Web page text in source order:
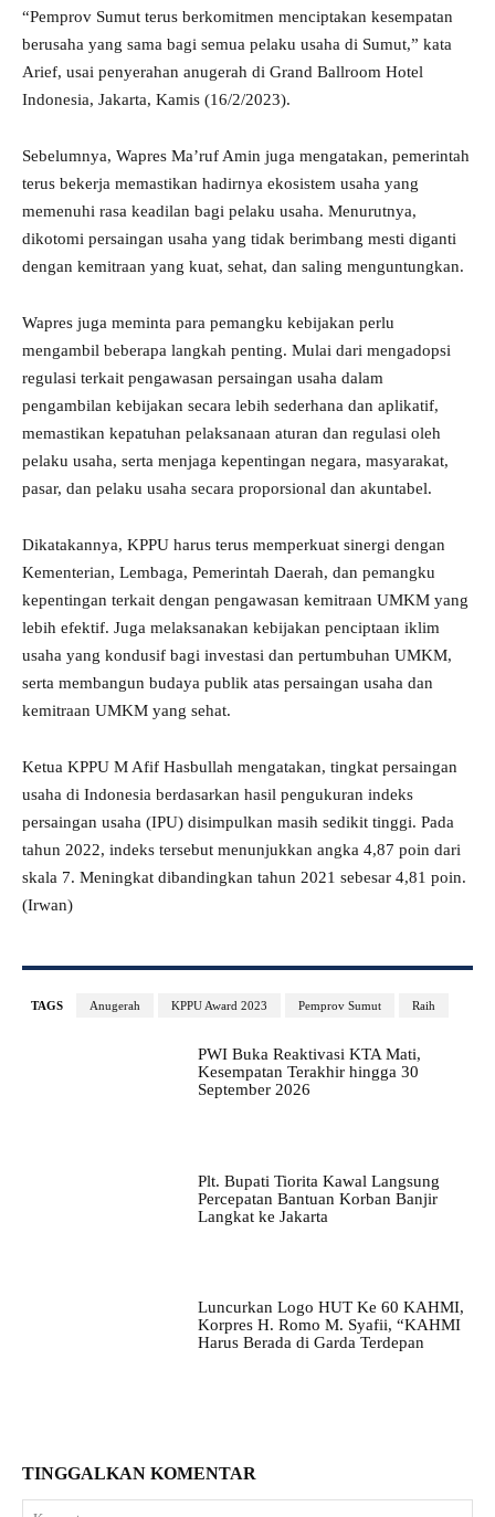
“Pemprov Sumut terus berkomitmen menciptakan kesempatan
berusaha yang sama bagi semua pelaku usaha di Sumut,” kata
Arief, usai penyerahan anugerah di Grand Ballroom Hotel
Indonesia, Jakarta, Kamis (16/2/2023).
Sebelumnya, Wapres Ma’ruf Amin juga mengatakan, pemerintah
terus bekerja memastikan hadirnya ekosistem usaha yang
memenuhi rasa keadilan bagi pelaku usaha. Menurutnya,
dikotomi persaingan usaha yang tidak berimbang mesti diganti
dengan kemitraan yang kuat, sehat, dan saling menguntungkan.
Wapres juga meminta para pemangku kebijakan perlu
mengambil beberapa langkah penting. Mulai dari mengadopsi
regulasi terkait pengawasan persaingan usaha dalam
pengambilan kebijakan secara lebih sederhana dan aplikatif,
memastikan kepatuhan pelaksanaan aturan dan regulasi oleh
pelaku usaha, serta menjaga kepentingan negara, masyarakat,
pasar, dan pelaku usaha secara proporsional dan akuntabel.
Dikatakannya, KPPU harus terus memperkuat sinergi dengan
Kementerian, Lembaga, Pemerintah Daerah, dan pemangku
kepentingan terkait dengan pengawasan kemitraan UMKM yang
lebih efektif. Juga melaksanakan kebijakan penciptaan iklim
usaha yang kondusif bagi investasi dan pertumbuhan UMKM,
serta membangun budaya publik atas persaingan usaha dan
kemitraan UMKM yang sehat.
Ketua KPPU M Afif Hasbullah mengatakan, tingkat persaingan
usaha di Indonesia berdasarkan hasil pengukuran indeks
persaingan usaha (IPU) disimpulkan masih sedikit tinggi. Pada
tahun 2022, indeks tersebut menunjukkan angka 4,87 poin dari
skala 7. Meningkat dibandingkan tahun 2021 sebesar 4,81 poin.
(Irwan)
TAGS Anugerah KPPU Award 2023 Pemprov Sumut Raih
PWI Buka Reaktivasi KTA Mati,
Kesempatan Terakhir hingga 30
September 2026
Plt. Bupati Tiorita Kawal Langsung
Percepatan Bantuan Korban Banjir
Langkat ke Jakarta
Luncurkan Logo HUT Ke 60 KAHMI,
Korpres H. Romo M. Syafii, “KAHMI
Harus Berada di Garda Terdepan
TINGGALKAN KOMENTAR